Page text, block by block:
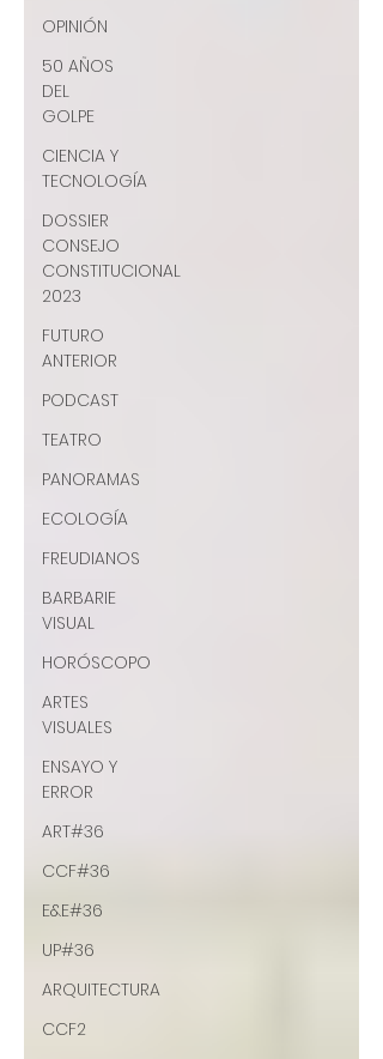
OPINIÓN
50 AÑOS
DEL
GOLPE
CIENCIA Y
TECNOLOGÍA
DOSSIER
CONSEJO
CONSTITUCIONAL
2023
FUTURO
ANTERIOR
PODCAST
TEATRO
PANORAMAS
ECOLOGÍA
FREUDIANOS
BARBARIE
VISUAL
HORÓSCOPO
ARTES
VISUALES
ENSAYO Y
ERROR
ART#36
CCF#36
E&E#36
UP#36
ARQUITECTURA
CCF2